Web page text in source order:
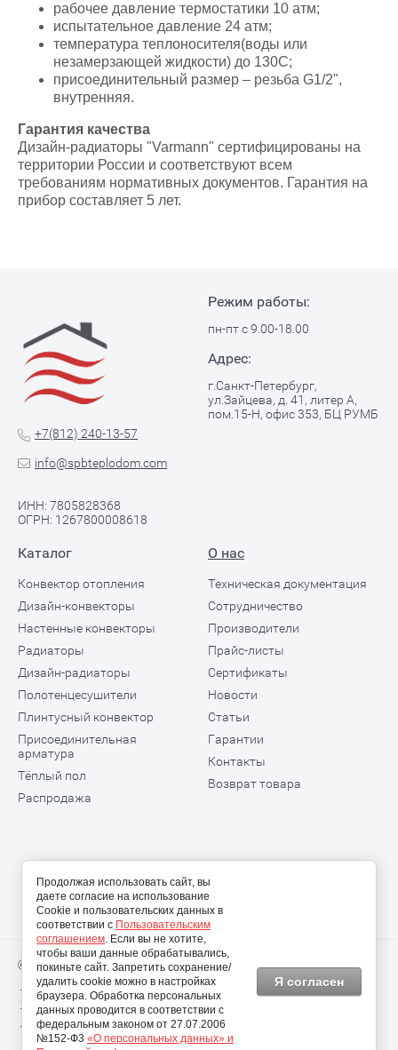
рабочее давление термостатики 10 атм;
испытательное давление 24 атм;
температура теплоносителя(воды или
незамерзающей жидкости) до 130С;
присоединительный размер – резьба G1/2",
внутренняя.
Гарантия качества
Дизайн-радиаторы "Varmann" сертифицированы на
территории России и соответствуют всем
требованиям нормативных документов. Гарантия на
прибор составляет 5 лет.
+7(812) 240-13-57
info@spbteplodom.com
ИНН: 7805828368
ОГРН: 1267800008618
Режим работы:
пн-пт с 9.00-18.00
Адрес:
г.Санкт-Петербург,
ул.Зайцева, д. 41, литер А,
пом.15-Н, офис 353, БЦ РУМБ
Каталог
Конвектор отопления
Дизайн-конвекторы
Настенные конвекторы
Радиаторы
Дизайн-радиаторы
Полотенцесушители
Плинтусный конвектор
Присоединительная
арматура
Тёплый пол
Распродажа
О нас
Техническая документация
Сотрудничество
Производители
Прайс-листы
Сертификаты
Новости
Статьи
Гарантии
Контакты
Возврат товара
© 2009-2026 ООО "Теплодом АРТ"
Политика конфиденциальности
Согласие на использование персональных данных
Пользовательское соглашение
Продолжая использовать сайт, вы
даете согласие на использование
Cookie и пользовательских данных в
соответствии с Пользовательским
соглашением. Если вы не хотите,
чтобы ваши данные обрабатывались,
покиньте сайт. Запретить сохранение/
удалить cookie можно в настройках
браузера. Обработка персональных
данных проводится в соответствии с
федеральным законом от 27.07.2006
№152-Ф3 «О персональных данных» и
Я согласен